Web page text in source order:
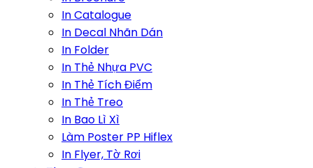
In Catalogue
In Decal Nhãn Dán
In Folder
In Thẻ Nhựa PVC
In Thẻ Tích Điểm
In Thẻ Treo
In Bao Lì Xì
Làm Poster PP Hiflex
In Flyer, Tờ Rơi